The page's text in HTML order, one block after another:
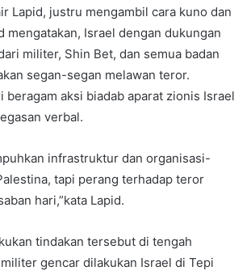
Lapid, justru mengambil cara kuno dan
mengatakan, Israel dengan dukungan
militer, Shin Bet, dan semua badan
segan-segan melawan teror.
beragam aksi biadab aparat zionis Israel
verbal.
infrastruktur dan organisasi-
tapi perang terhadap teror
hari,”kata Lapid.
tindakan tersebut di tengah
gencar dilakukan Israel di Tepi